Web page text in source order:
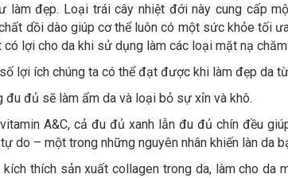
làm đẹp. Loại trái cây nhiệt đới này cung cấp
dồi dào giúp cơ thể luôn có một sức khỏe tối
có lợi cho da khi sử dụng làm các loại mặt nạ
lợi ích chúng ta có thể đạt được khi làm đẹp da
đu đủ sẽ làm ẩm da và loại bỏ sự xỉn và khô.
A&C, cả đu đủ xanh lẫn đu đủ chín đều
do – một trong những nguyên nhân khiến làn da
thích sản xuất collagen trong da, làm cho da